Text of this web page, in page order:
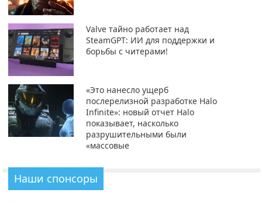
Valve тайно работает над
SteamGPT: ИИ для поддержки и
борьбы с читерами!
«Это нанесло ущерб
послерелизной разработке Halo
Infinite»: новый отчет Halo
показывает, насколько
разрушительными были
«массовые
Наши спонсоры